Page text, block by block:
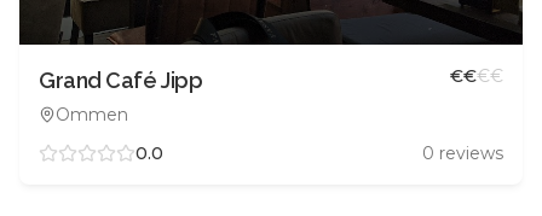
Grand Café Jipp
Ommen
€€€€
0.0 0 reviews